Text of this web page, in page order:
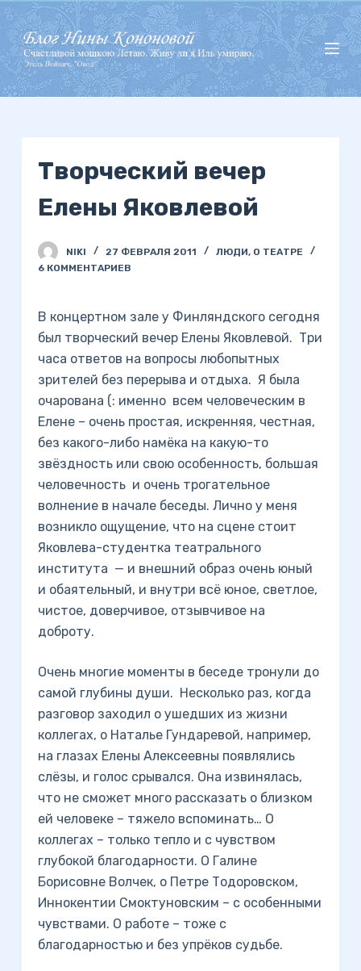
П
е
р
е
й
Творческий вечер
Елены Яковлевой
NIKI 27 ФЕВРАЛЯ 2011 ЛЮДИ, О ТЕАТРЕ
6 КОММЕНТАРИЕВ
В концертном зале у Финляндского сегодня
был творческий вечер Елены Яковлевой. Три
часа ответов на вопросы любопытных
зрителей без перерыва и отдыха. Я была
очарована (: именно всем человеческим в
Елене – очень простая, искренняя, честная,
без какого-либо намёка на какую-то
звёздность или свою особенность, большая
человечность и очень трогательное
волнение в начале беседы. Лично у меня
возникло ощущение, что на сцене стоит
Яковлева-студентка театрального
института — и внешний образ очень юный
и обаятельный, и внутри всё юное, светлое,
чистое, доверчивое, отзывчивое на
доброту.
Очень многие моменты в беседе тронули до
самой глубины души. Несколько раз, когда
разговор заходил о ушедших из жизни
коллегах, о Наталье Гундаревой, например,
на глазах Елены Алексеевны появлялись
слёзы, и голос срывался. Она извинялась,
что не сможет много рассказать о близком
ей человеке – тяжело вспоминать… О
коллегах – только тепло и с чувством
глубокой благодарности. О Галине
Борисовне Волчек, о Петре Тодоровском,
Иннокентии Смоктуновским – с особенными
чувствами. О работе – тоже с
благодарностью и без упрёков судьбе.